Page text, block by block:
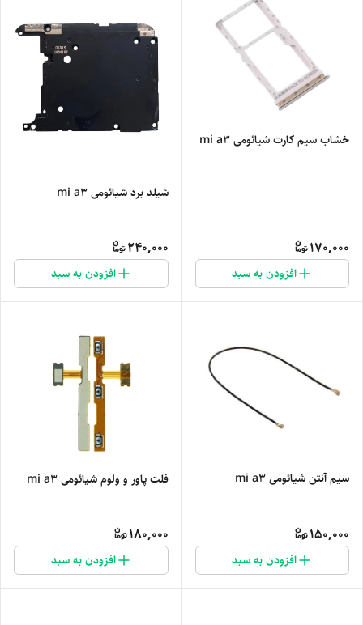
خشاب سیم کارت شیائومی mi a3
170,000
افزودن به سبد
شیلد برد شیائومی mi a3
240,000
افزودن به سبد
سیم آنتن شیائومی mi a3
150,000
افزودن به سبد
فلت پاور و ولوم شیائومی mi a3
180,000
افزودن به سبد